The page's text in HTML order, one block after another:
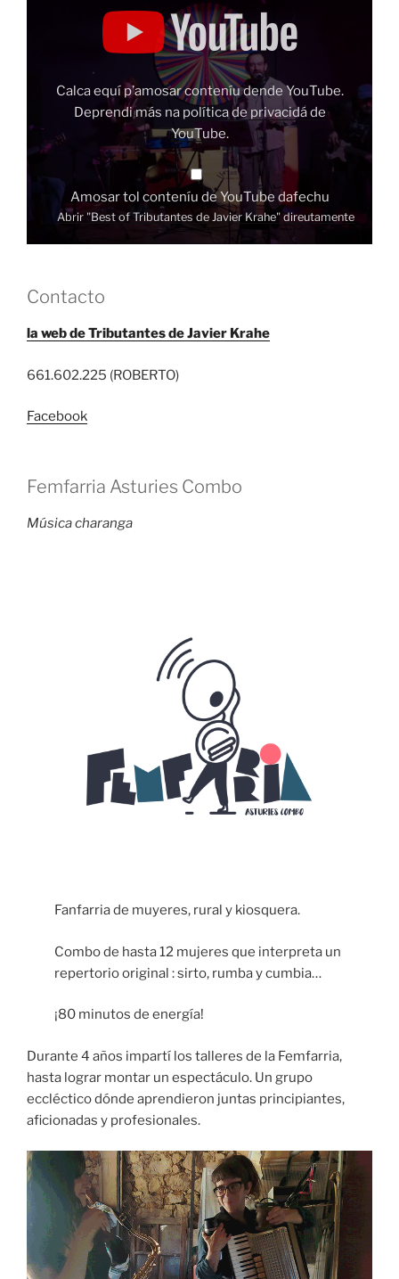
dende
YouTubeCalca equí p’amosar conteníu dende YouTube.
Deprendi más na política de privacidá de
YouTube.
Amosar tol conteníu de YouTube dafechu
Abrir "Best of Tributantes de Javier Krahe" direutamente
Contacto
la web de Tributantes de Javier Krahe
661.602.225 (ROBERTO)
Facebook
Femfarria Asturies Combo
Músicacharanga
Fanfarria de muyeres, rural y kiosquera.
Combo de hasta 12 mujeres que interpreta un
repertorio original : sirto, rumba y cumbia…
¡80 minutos de energía!
Durante 4 años impartí los talleres de la Femfarria,
hasta lograr montar un espectáculo. Un grupo
eccléctico dónde aprendieron juntas principiantes,
aficionadas y profesionales.